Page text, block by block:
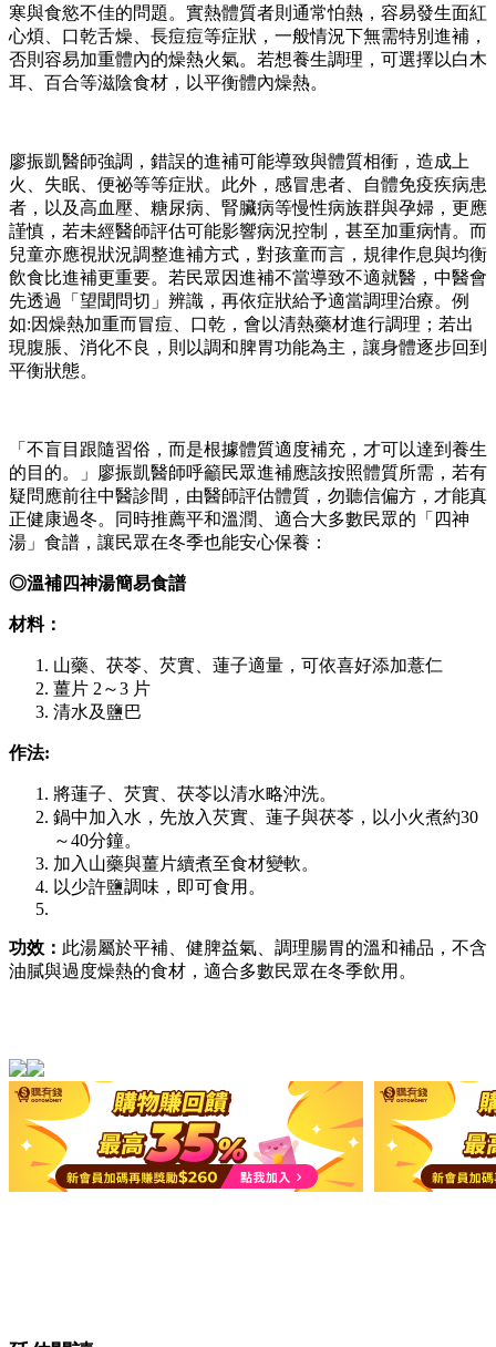
寒與食慾不佳的問題。實熱體質者則通常怕熱，容易發生面紅
心煩、口乾舌燥、長痘痘等症狀，一般情況下無需特別進補，
否則容易加重體內的燥熱火氣。若想養生調理，可選擇以白木
耳、百合等滋陰食材，以平衡體內燥熱。
廖振凱醫師強調，錯誤的進補可能導致與體質相衝，造成上
火、失眠、便祕等等症狀。此外，感冒患者、自體免疫疾病患
者，以及高血壓、糖尿病、腎臟病等慢性病族群與孕婦，更應
謹慎，若未經醫師評估可能影響病況控制，甚至加重病情。而
兒童亦應視狀況調整進補方式，對孩童而言，規律作息與均衡
飲食比進補更重要。若民眾因進補不當導致不適就醫，中醫會
先透過「望聞問切」辨識，再依症狀給予適當調理治療。例
如:因燥熱加重而冒痘、口乾，會以清熱藥材進行調理；若出
現腹脹、消化不良，則以調和脾胃功能為主，讓身體逐步回到
平衡狀態。
「不盲目跟隨習俗，而是根據體質適度補充，才可以達到養生
的目的。」廖振凱醫師呼籲民眾進補應該按照體質所需，若有
疑問應前往中醫診間，由醫師評估體質，勿聽信偏方，才能真
正健康過冬。同時推薦平和溫潤、適合大多數民眾的「四神
湯」食譜，讓民眾在冬季也能安心保養：
◎溫補四神湯簡易食譜
材料：
山藥、茯苓、芡實、蓮子適量，可依喜好添加薏仁
薑片 2～3 片
清水及鹽巴
作法:
將蓮子、芡實、茯苓以清水略沖洗。
鍋中加入水，先放入芡實、蓮子與茯苓，以小火煮約30
～40分鐘。
加入山藥與薑片續煮至食材變軟。
以少許鹽調味，即可食用。
功效： 此湯屬於平補、健脾益氣、調理腸胃的溫和補品，不含
油膩與過度燥熱的食材，適合多數民眾在冬季飲用。